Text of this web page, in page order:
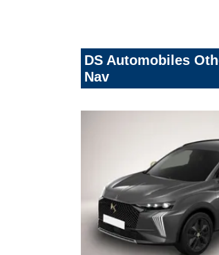
DS Automobiles
Nav